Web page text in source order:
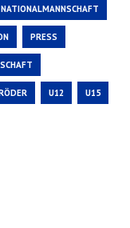
NATIONALMANNSCHAFT
PRESS
U12 U15